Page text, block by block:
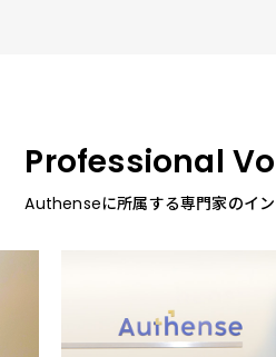
Professional
Authenseに所属する専門家のイ